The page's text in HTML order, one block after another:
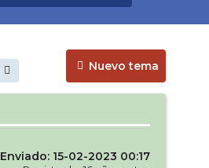
Nuevo tema
Enviado: 15-02-2023 00:17